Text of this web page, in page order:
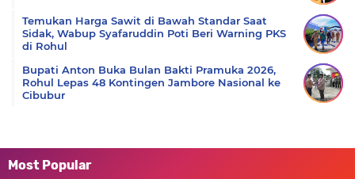
Temukan Harga Sawit di Bawah Standar Saat
Sidak, Wabup Syafaruddin Poti Beri Warning PKS
di Rohul
Bupati Anton Buka Bulan Bakti Pramuka 2026,
Rohul Lepas 48 Kontingen Jambore Nasional ke
Cibubur
Most Popular